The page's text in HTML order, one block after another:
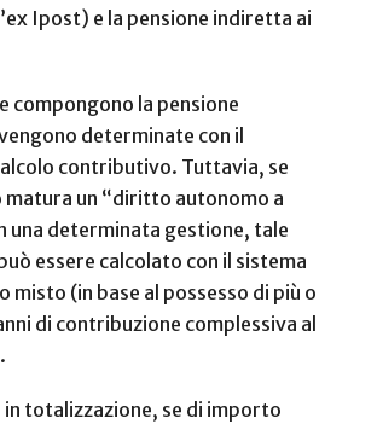
Ipost) e la pensione indiretta ai
compongono la pensione
determinate con il
contributivo. Tuttavia, se
matura un “diritto autonomo a
una determinata gestione, tale
essere calcolato con il sistema
misto (in base al possesso di più o
di contribuzione complessiva al
in totalizzazione, se di importo